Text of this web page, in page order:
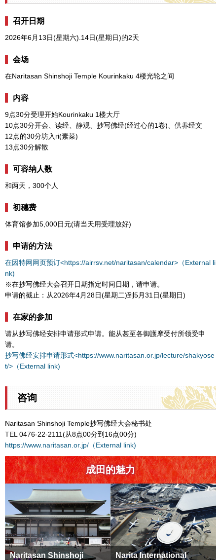
召开日期
2026年6月13日(星期六).14日(星期日)的2天
会场
在Naritasan Shinshoji Temple Kourinkaku 4楼光轮之间
内容
9点30分受理开始Kourinkaku 1楼大厅
10点30分开会、读经、静观、抄写佛经(经过心的1卷)、供养经文
12点的30分坊入ri(素菜)
13点30分解散
可容纳人数
和两天，300个人
初穗费
体育馆参加5,000日元(请当天用受理放好)
申请的方法
在因特网网页预订<https://airrsv.net/naritasan/calendar>（External li
nk)
※在抄写佛经大会召开日期指定时间日期，请申请。
申请的截止：从2026年4月28日(星期二)到5月31日(星期日)
在家的参加
请从抄写佛经安排申请形式申请。能从甚至各御護摩受付所领受申
请。
抄写佛经安排申请形式<https://www.naritasan.or.jp/lecture/shakyose
t/>（External link)
咨询
Naritasan Shinshoji Temple抄写佛经大会秘书处
TEL 0476-22-2111(从8点00分到16点00分)
https://www.naritasan.or.jp/（External link)
成田的魅力
Naritasan Shinshoji
Narita International